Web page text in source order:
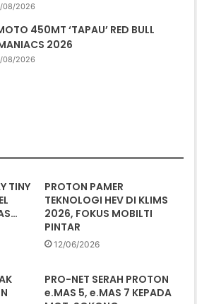
08/2026
450MT ‘TAPAU’ RED BULL
2026
08/2026
TINY
PROTON PAMER
TEKNOLOGI HEV DI KLIMS
2026, FOKUS MOBILTI
PINTAR
12/06/2026
PRO-NET SERAH PROTON
e.MAS 5, e.MAS 7 KEPADA